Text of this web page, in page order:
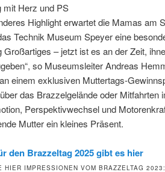
mit Herz und PS
Highlight erwartet die Mamas am
Technik Museum Speyer eine
Großartiges – jetzt ist es an der Zeit,
so Museumsleiter Andreas
einem exklusiven Muttertags-
das Brazzelgelände oder
Perspektivwechsel und
Mutter ein kleines Präsent.
den Brazzeltag 2025 gibt es hier
HIER IMPRESSIONEN VOM BRAZZELTAG 2023: